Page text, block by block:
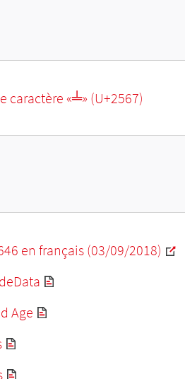
caractère «╧» (U+2567)
en français (03/09/2018)
Age